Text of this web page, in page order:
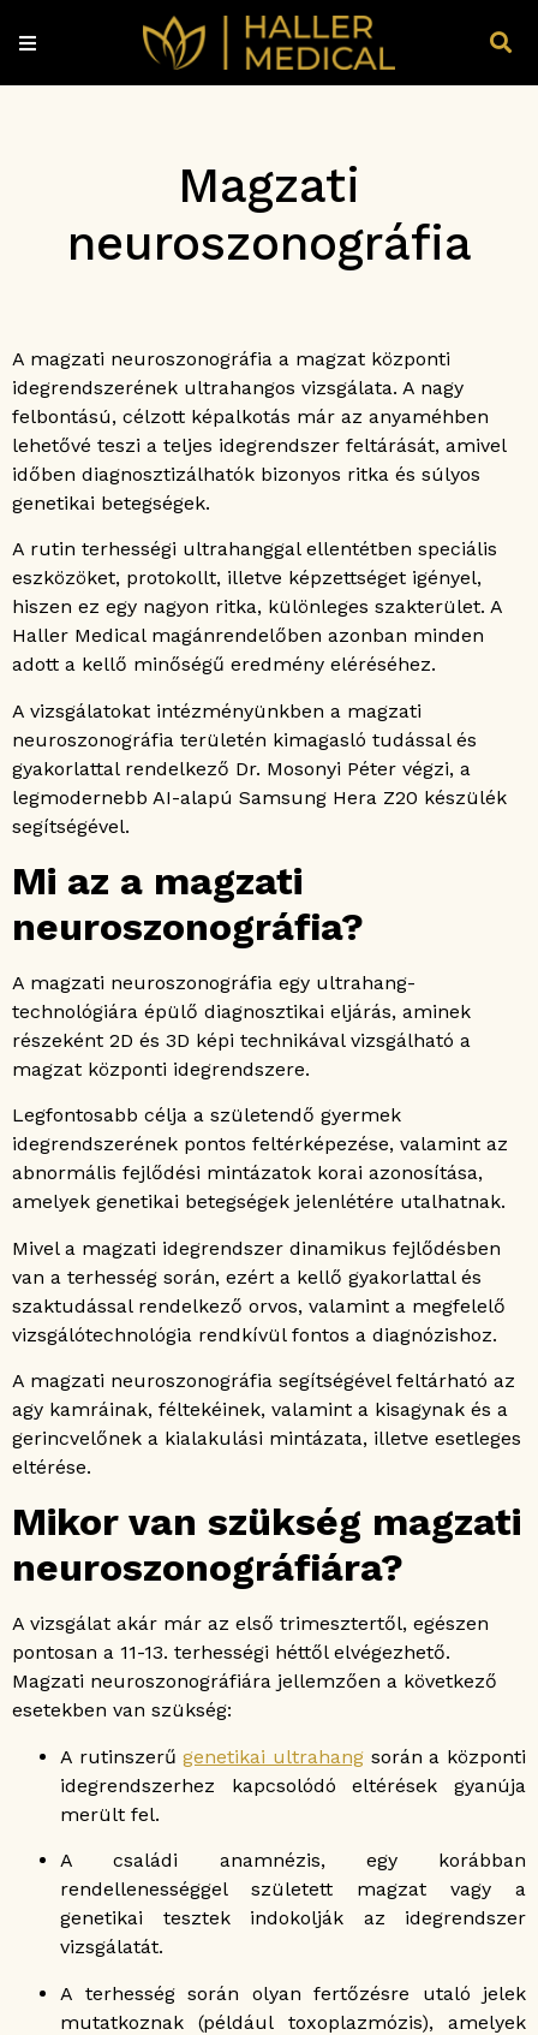
Magzati
neuroszonográfia
A magzati neuroszonográfia a magzat központi
idegrendszerének ultrahangos vizsgálata. A nagy
felbontású, célzott képalkotás már az anyaméhben
lehetővé teszi a teljes idegrendszer feltárását, amivel
időben diagnosztizálhatók bizonyos ritka és súlyos
genetikai betegségek.
A rutin terhességi ultrahanggal ellentétben speciális
eszközöket, protokollt, illetve képzettséget igényel,
hiszen ez egy nagyon ritka, különleges szakterület. A
Haller Medical magánrendelőben azonban minden
adott a kellő minőségű eredmény eléréséhez.
A vizsgálatokat intézményünkben a magzati
neuroszonográfia területén kimagasló tudással és
gyakorlattal rendelkező Dr. Mosonyi Péter végzi, a
legmodernebb AI-alapú Samsung Hera Z20 készülék
segítségével.
Mi az a magzati
neuroszonográfia?
A magzati neuroszonográfia egy ultrahang-
technológiára épülő diagnosztikai eljárás, aminek
részeként 2D és 3D képi technikával vizsgálható a
magzat központi idegrendszere.
Legfontosabb célja a születendő gyermek
idegrendszerének pontos feltérképezése, valamint az
abnormális fejlődési mintázatok korai azonosítása,
amelyek genetikai betegségek jelenlétére utalhatnak.
Mivel a magzati idegrendszer dinamikus fejlődésben
van a terhesség során, ezért a kellő gyakorlattal és
szaktudással rendelkező orvos, valamint a megfelelő
vizsgálótechnológia rendkívül fontos a diagnózishoz.
A magzati neuroszonográfia segítségével feltárható az
agy kamráinak, féltekéinek, valamint a kisagynak és a
gerincvelőnek a kialakulási mintázata, illetve esetleges
eltérése.
Mikor van szükség magzati
neuroszonográfiára?
A vizsgálat akár már az első trimesztertől, egészen
pontosan a 11-13. terhességi héttől elvégezhető.
Magzati neuroszonográfiára jellemzően a következő
esetekben van szükség:
A rutinszerűgenetikai ultrahang során a központi
idegrendszerhez kapcsolódó eltérések gyanúja
merült fel.
A családi anamnézis, egy korábban
rendellenességgel született magzat vagy a
genetikai tesztek indokolják az idegrendszer
vizsgálatát.
A terhesség során olyan fertőzésre utaló jelek
mutatkoznak (például toxoplazmózis), amelyek